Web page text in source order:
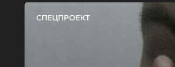
СПЕЦПРОЕКТ